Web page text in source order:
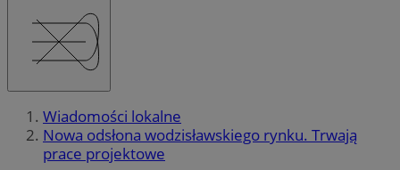
Wiadomości lokalne
Nowa odsłona wodzisławskiego rynku. Trwają
prace projektowe